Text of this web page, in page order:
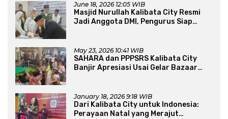
June 18, 2026 12:05 WIB
Masjid Nurullah Kalibata City Resmi
Jadi Anggota DMI, Pengurus Siap
May 23, 2026 10:41 WIB
SAHARA dan PPPSRS Kalibata City
Banjir Apresiasi Usai Gelar Bazaar
January 18, 2026 9:18 WIB
Dari Kalibata City untuk Indonesia:
Perayaan Natal yang Merajut